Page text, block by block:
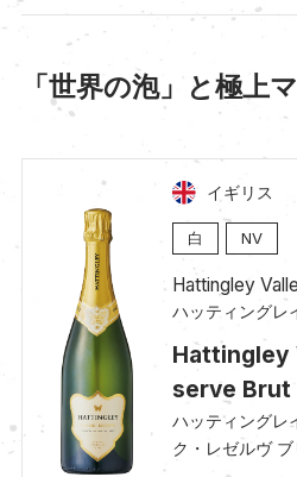
「世界の泡」と極上
イギリス
白 NV
Hattingley
ハッティングレ
Hattingley
serve Brut
ハッティングレ
ク・レゼルヴ ブ